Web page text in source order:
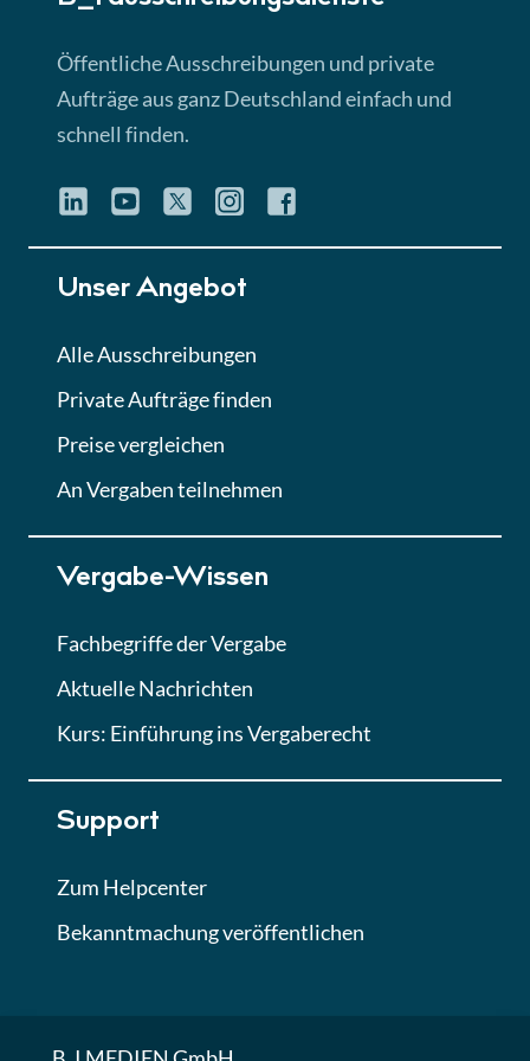
► 4:31 Min
Quiz
Eignung im Vergabeverfahren
Lektion 6
Abgabe von Angeboten
Lektion
Lektion 7
Finales Quiz
Öffentliche Ausschreibungen und private
Aufträge aus ganz Deutschland einfach und
schnell finden.
Unser Angebot
Alle Ausschreibungen
Private Aufträge finden
Preise vergleichen
An Vergaben teilnehmen
Vergabe-Wissen
Fachbegriffe der Vergabe
Aktuelle Nachrichten
Kurs: Einführung ins Vergaberecht
Support
Zum Helpcenter
Bekanntmachung veröffentlichen